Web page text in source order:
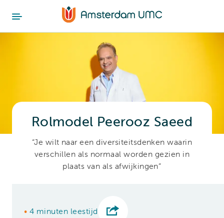
Rolmodel Peerooz Saeed
“Je wilt naar een diversiteitsdenken waarin
verschillen als normaal worden gezien in
plaats van als afwijkingen”
• 4 minuten leestijd